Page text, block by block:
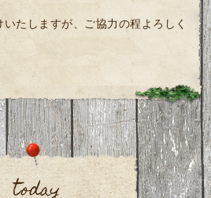
たしますが、ご協力の程よろしく